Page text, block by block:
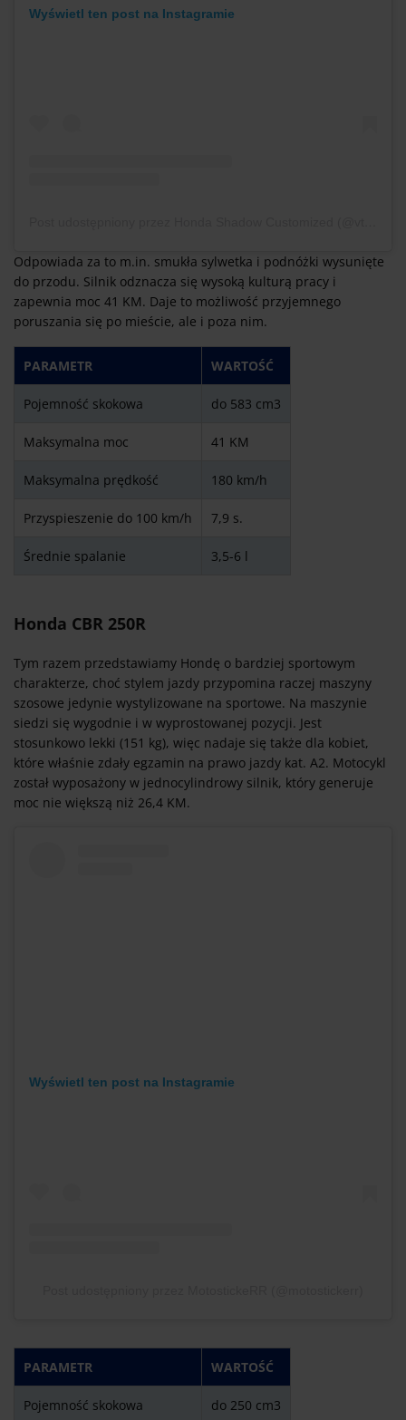
Wyświetl ten post na Instagramie
Odpowiada za to m.in. smukła sylwetka i podnóżki wysunięte
do przodu. Silnik odznacza się wysoką kulturą pracy i
zapewnia moc 41 KM. Daje to możliwość przyjemnego
poruszania się po mieście, ale i poza nim.
PARAMETR WARTOŚĆ
Pojemność skokowa do 583 cm3
Maksymalna moc 41 KM
Maksymalna prędkość 180 km/h
Przyspieszenie do 100 km/h 7,9 s.
Średnie spalanie 3,5-6 l
Honda CBR 250R
Tym razem przedstawiamy Hondę o bardziej sportowym
charakterze, choć stylem jazdy przypomina raczej maszyny
szosowe jedynie wystylizowane na sportowe. Na maszynie
siedzi się wygodnie i w wyprostowanej pozycji. Jest
stosunkowo lekki (151 kg), więc nadaje się także dla kobiet,
które właśnie zdały egzamin na prawo jazdy kat. A2. Motocykl
został wyposażony w jednocylindrowy silnik, który generuje
moc nie większą niż 26,4 KM.
Wyświetl ten post na Instagramie
PARAMETR WARTOŚĆ
Pojemność skokowa do 250 cm3